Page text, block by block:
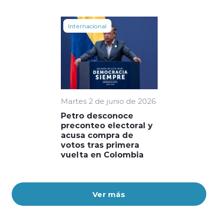
Ver más
Internacional
Martes 2 de junio de 2026
Petro desconoce
preconteo electoral y
acusa compra de
votos tras primera
vuelta en Colombia